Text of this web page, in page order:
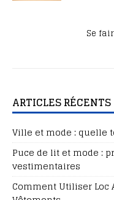
Se
ARTICLES RÉCENTS
Ville et mode : quelle
Puce de lit et mode :
vestimentaires
Comment Utiliser Loc